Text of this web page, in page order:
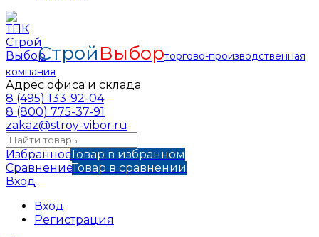
СтройВыборторгово-производственная
компания
Адрес офиса и склада
8 (495) 133-92-04
8 (800) 775-37-91
zakaz@stroy-vibor.ru
ИзбранноеТовар в избранном
СравнениеТовар в сравнении
Вход
Вход
Регистрация